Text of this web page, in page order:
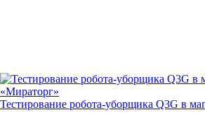
Тестирование робота-уборщика Q3G в